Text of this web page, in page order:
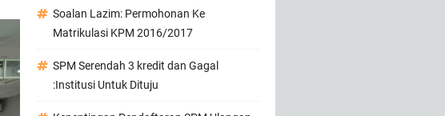
Soalan Lazim: Permohonan Ke
Matrikulasi KPM 2016/2017
SPM Serendah 3 kredit dan Gagal
:Institusi Untuk Dituju